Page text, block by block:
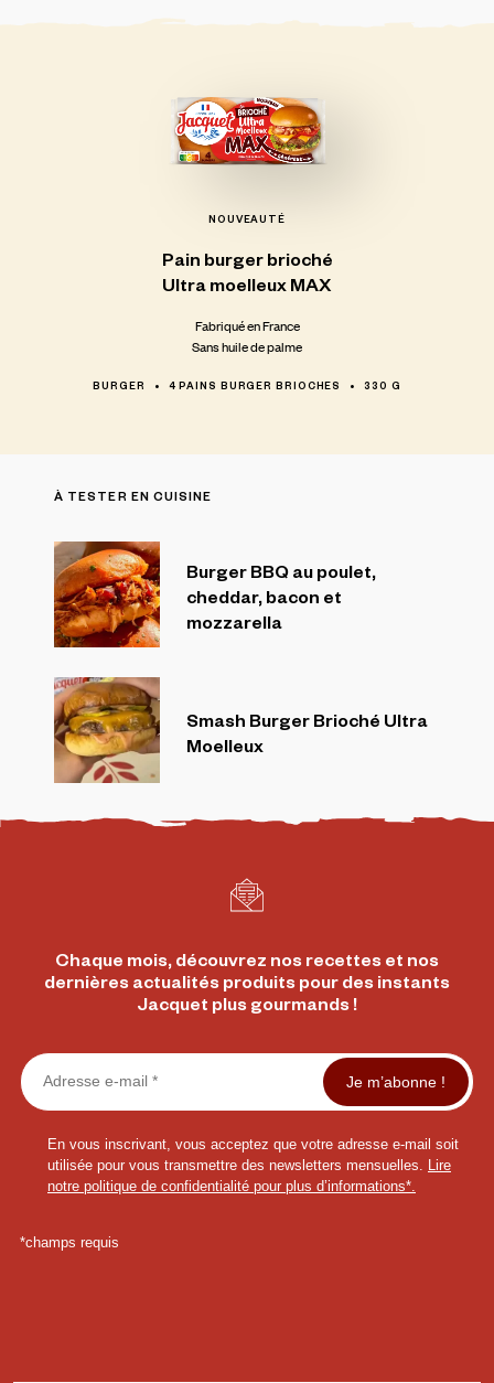
NOUVEAUTÉ
Pain burger brioché
UltramoelleuxMAX
Fabriqué en France
Sans huile de palme
BURGER 4 PAINS BURGER BRIOCHES 330 G
À TESTER EN CUISINE
Burger BBQ au poulet,
cheddar, bacon et
mozzarella
Smash Burger Brioché Ultra
Moelleux
Chaque mois, découvrez nos recettes et nos
dernières actualités produits pour des instants
Jacquet plus gourmands !